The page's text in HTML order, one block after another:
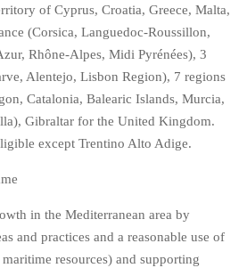
of Cyprus, Croatia, Greece, Malta,
(Corsica, Languedoc-Roussillon,
Rhône-Alpes, Midi Pyrénées), 3
Alentejo, Lisbon Region), 7 regions
Catalonia, Balearic Islands, Murcia,
Gibraltar for the United Kingdom.
except Trentino Alto Adige.
in the Mediterranean area by
and practices and a reasonable use of
resources) and supporting